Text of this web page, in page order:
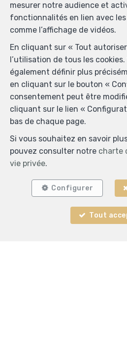
Localiser sur
mesurer notre audience et
fonctionnalités en lien avec
comme l’affichage de vidéos.
En cliquant sur « Tout
l’utilisation de tous les cookies.
également définir plus
en cliquant sur le bouton «
consentement peut être
cliquant sur le lien «
bas de chaque page.
Si vous souhaitez en savoir
pouvez consulter notre charte
vie privée.
Configurer
Tout